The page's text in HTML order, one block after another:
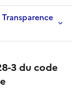
Transparence
3 du code